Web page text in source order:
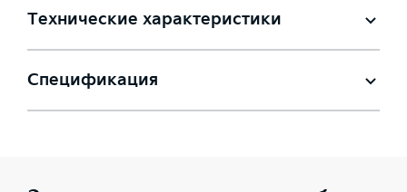
Технические характеристики
Спецификация